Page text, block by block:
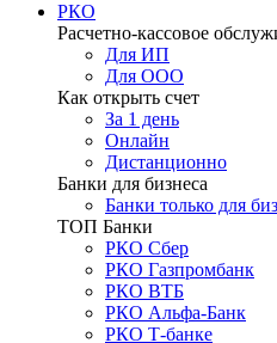
РКО
Расчетно-кассовое
Для ИП
Для ООО
Как открыть счет
За 1 день
Онлайн
Дистанционно
Банки для бизнеса
Банки только для
ТОП Банки
РКО Сбер
РКО Газпромбанк
РКО ВТБ
РКО Альфа-Банк
РКО Т-банке